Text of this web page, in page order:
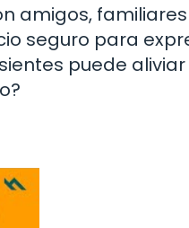
amigos,
seguro para
puede